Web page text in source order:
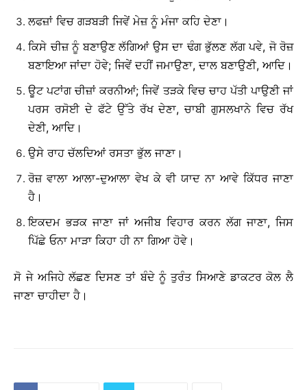
ਲਫਜ਼ਾਂ ਵਿਚ ਗੜਬੜੀ ਜਿਵੇਂ ਮੇਜ਼ ਨੂੰ ਮੰਜਾ ਕਹਿ ਦੇਣਾ।
ਕਿਸੇ ਚੀਜ਼ ਨੂੰ ਬਣਾਉਣ ਲੱਗਿਆਂ ਉਸ ਦਾ ਢੰਗ ਭੁੱਲਣ ਲੱਗ ਪਵੇ, ਜੋ ਰੋਜ਼
ਬਣਾਇਆ ਜਾਂਦਾ ਹੋਵੇ; ਜਿਵੇਂ ਦਹੀਂ ਜਮਾਉਣਾ, ਦਾਲ ਬਣਾਉਣੀ, ਆਦਿ।
ਊਟ ਪਟਾਂਗ ਚੀਜ਼ਾਂ ਕਰਨੀਆਂ; ਜਿਵੇਂ ਤੜਕੇ ਵਿਚ ਚਾਹ ਪੱਤੀ ਪਾਉਣੀ ਜਾਂ
ਪਰਸ ਰਸੋਈ ਦੇ ਫੱਟੇ ਉੱਤੇ ਰੱਖ ਦੇਣਾ, ਚਾਬੀ ਗੁਸਲਖਾਨੇ ਵਿਚ ਰੱਖ
ਦੇਣੀ, ਆਦਿ।
ਉਸੇ ਰਾਹ ਚੱਲਦਿਆਂ ਰਸਤਾ ਭੁੱਲ ਜਾਣਾ।
ਰੋਜ਼ ਵਾਲਾ ਆਲਾ-ਦੁਆਲਾ ਵੇਖ ਕੇ ਵੀ ਯਾਦ ਨਾ ਆਵੇ ਕਿੱਧਰ ਜਾਣਾ
ਹੈ।
ਇਕਦਮ ਭੜਕ ਜਾਣਾ ਜਾਂ ਅਜੀਬ ਵਿਹਾਰ ਕਰਨ ਲੱਗ ਜਾਣਾ, ਜਿਸ
ਪਿੱਛੇ ਓਨਾ ਮਾੜਾ ਕਿਹਾ ਹੀ ਨਾ ਗਿਆ ਹੋਵੇ।
ਸੋ ਜੇ ਅਜਿਹੇ ਲੱਛਣ ਦਿਸਣ ਤਾਂ ਬੰਦੇ ਨੂੰ ਤੁਰੰਤ ਸਿਆਣੇ ਡਾਕਟਰ ਕੋਲ ਲੈ
ਜਾਣਾ ਚਾਹੀਦਾ ਹੈ।